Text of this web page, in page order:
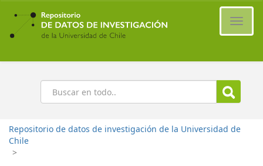
Ir
contenido
principal
Buscar
Repositorio de datos de investigación de la Universidad de
Chile
>